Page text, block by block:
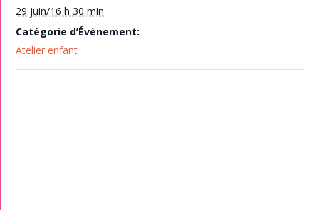
29 juin/16 h 30 min
Catégorie d’Évènement:
Atelier enfant